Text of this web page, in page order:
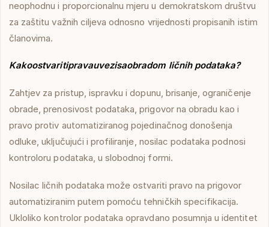
neophodnu i proporcionalnu mjeru u demokratskom društvu
za zaštitu važnih ciljeva odnosno vrijednosti propisanih istim
članovima.
Kakoostvaritipravauvezisaobradom ličnih podataka?
Zahtjev za pristup, ispravku i dopunu, brisanje, ograničenje
obrade, prenosivost podataka, prigovor na obradu kao i
pravo protiv automatiziranog pojedinačnog donošenja
odluke, uključujući i profiliranje, nosilac podataka podnosi
kontroloru podataka, u slobodnoj formi.
Nosilac ličnih podataka može ostvariti pravo na prigovor
automatiziranim putem pomoću tehničkih specifikacija.
Ukloliko kontrolor podataka opravdano posumnja u identitet